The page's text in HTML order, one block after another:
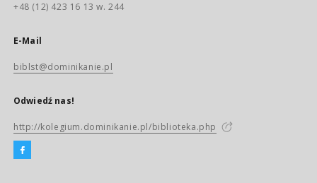
+48 (12) 423 16 13 w. 244
E-Mail
biblst@dominikanie.pl
Odwiedź nas!
http://kolegium.dominikanie.pl/biblioteka.php